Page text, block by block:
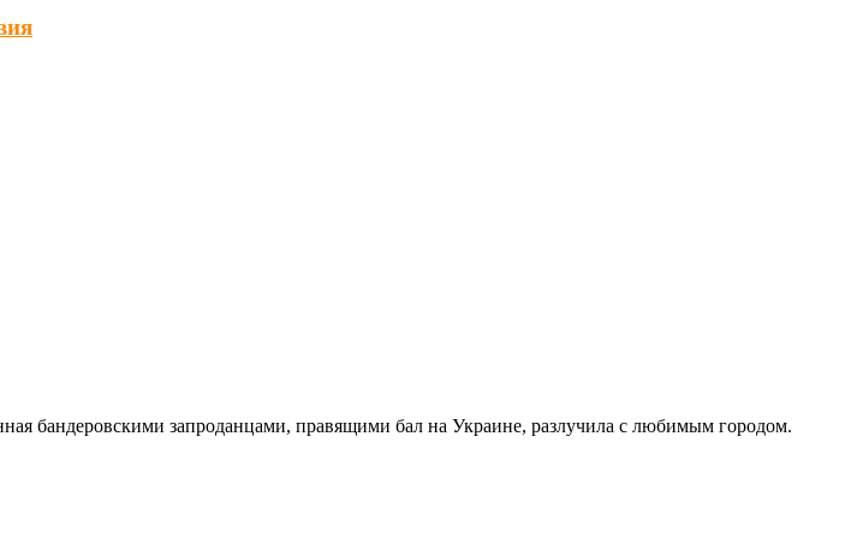
бандеровскими запроданцами, правящими бал на Украине, разлучила с любимым городом.